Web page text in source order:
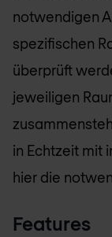
notwendigen
spezifischen
überprüft
jeweiligen
in Echtzeit mit
hier die
Features